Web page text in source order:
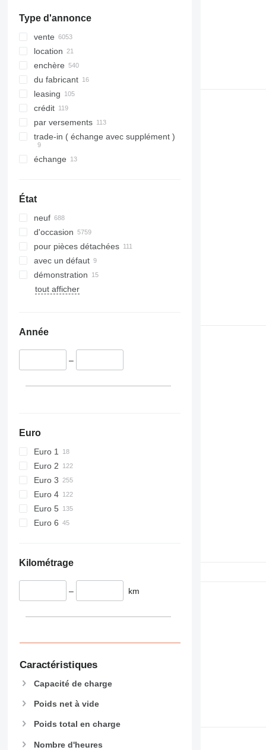
Type d'annonce
vente
location
enchère
du fabricant
leasing
crédit
par versements
trade-in ( échange avec supplément )
échange
État
neuf
d'occasion
pour pièces détachées
avec un défaut
démonstration
tout afficher
Année
–
Euro
Euro 1
Euro 2
Euro 3
Euro 4
Euro 5
Euro 6
Kilométrage
– km
Caractéristiques
Capacité de charge
Poids net à vide
Poids total en charge
Nombre d'heures